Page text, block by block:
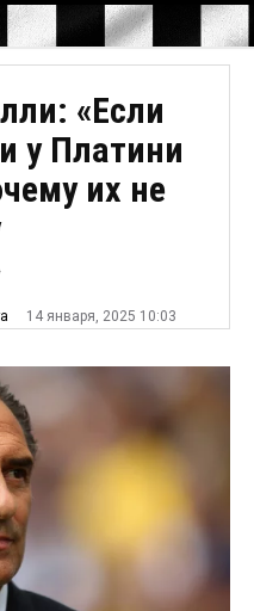
«Если
у Платини
их не
14 января, 2025 10:03